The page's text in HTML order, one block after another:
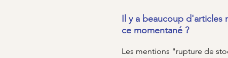
Il y a beaucoup d'articles
ce momentané ?
Les mentions "rupture de